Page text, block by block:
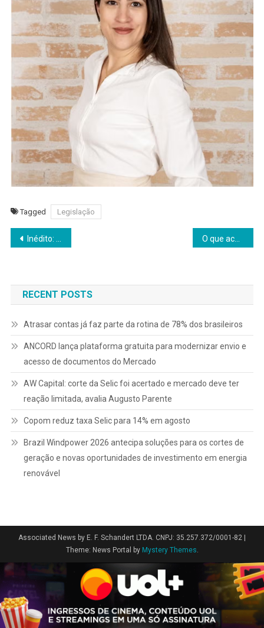
Tagged Legislação
Navegação
Post
Inédito: Click Planos oferece até R$ 15 mil em cashback na contratação de planos de saúde
RECENT POSTS
Atrasar contas já faz parte da rotina de 78% dos brasileiros
ANCORD lança plataforma gratuita para modernizar envio e
acesso de documentos do Mercado
AW Capital: corte da Selic foi acertado e mercado deve ter
reação limitada, avalia Augusto Parente
Copom reduz taxa Selic para 14% em agosto
Brazil Windpower 2026 antecipa soluções para os cortes de
geração e novas oportunidades de investimento em energia
renovável
Associated News by E. F. Schandert LTDA. CNPJ: 35.257.372/0001-82 |
Theme: News Portal by Mystery Themes